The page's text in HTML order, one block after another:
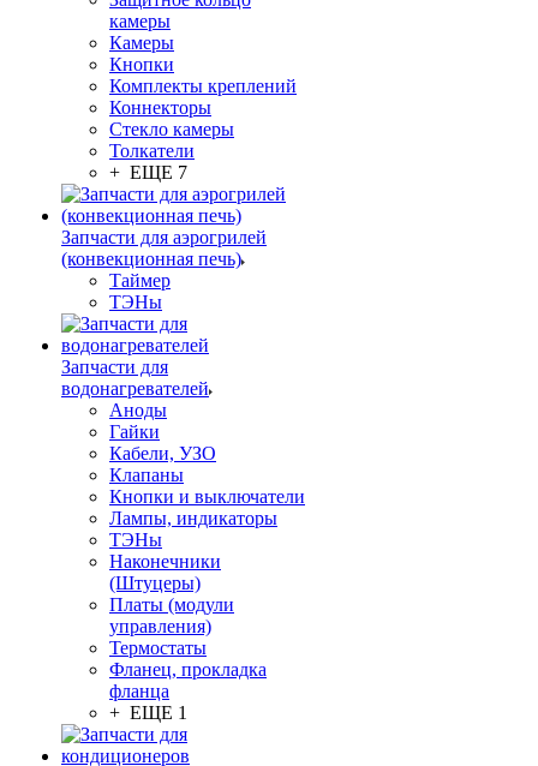
камеры
Камеры
Кнопки
Комплекты креплений
Коннекторы
Стекло камеры
Толкатели
+ ЕЩЕ 7
Запчасти для аэрогрилей
(конвекционная печь)
Таймер
ТЭНы
Запчасти для
водонагревателей
Аноды
Гайки
Кабели, УЗО
Клапаны
Кнопки и выключатели
Лампы, индикаторы
ТЭНы
Наконечники
(Штуцеры)
Платы (модули
управления)
Термостаты
Фланец, прокладка
фланца
+ ЕЩЕ 1